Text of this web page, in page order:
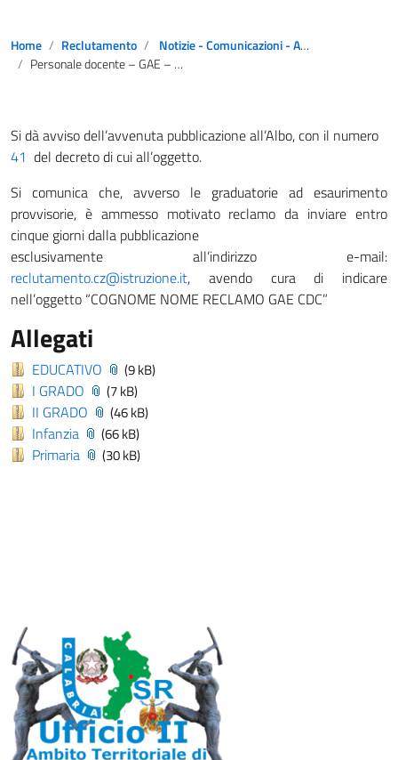
Home Reclutamento
Notizie - Comunicazioni - Avvisi
Personale docente – GAE – Decreto pubblicazione Graduatorie provvisorie biennio 2024/26
Si dà avviso dell’avvenuta pubblicazione all’Albo, con il numero
41 del decreto di cui all’oggetto.
Si comunica che, avverso le graduatorie ad esaurimento
provvisorie, è ammesso motivato reclamo da inviare entro
cinque giorni dalla pubblicazione
esclusivamente all’indirizzo e-mail:
reclutamento.cz@istruzione.it, avendo cura di indicare
nell’oggetto “COGNOME NOME RECLAMO GAE CDC”
Allegati
EDUCATIVO (9 kB)
I GRADO (7 kB)
II GRADO (46 kB)
Infanzia (66 kB)
Primaria (30 kB)